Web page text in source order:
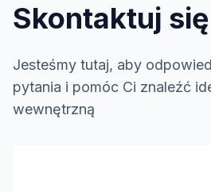
Skontaktuj
Jesteśmy tutaj, aby
pytania i pomóc Ci znaleźć
wewnętrzną